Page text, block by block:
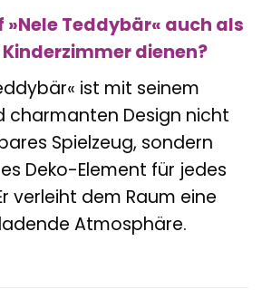
»Nele Teddybär« auch als
dienen?
ist mit seinem
charmanten Design nicht
Spielzeug, sondern
Deko-Element für jedes
verleiht dem Raum eine
Atmosphäre.